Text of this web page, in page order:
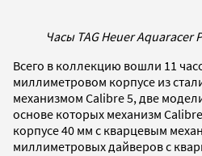
Часы TAG Heuer Aquaracer
Всего в коллекцию вошли 11
миллиметровом корпусе из
механизмом Calibre 5, две
основе которых механизм
корпусе 40 мм с кварцевым
миллиметровых дайверов с